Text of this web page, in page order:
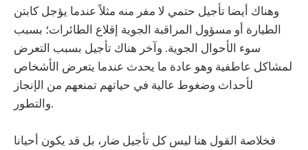
وهناك أيضا تأجيل حتمي لا مفر منه مثلاً عندما يؤجل كابتن
الطيارة أو مسؤول المراقبة الجوية إقلاع الطائرات؛ بسبب
سوء الأحوال الجوية. وآخر هناك تأجيل بسبب التعرض
لمشاكل عاطفية وهو عادة ما يحدث عندما يتعرض الأشخاص
لأحداث وضغوط عالية في حياتهم تمنعهم من الإنجاز
والتطور.
فخلاصة القول هنا ليس كل تأجيل ضار، بل قد يكون أحيانا